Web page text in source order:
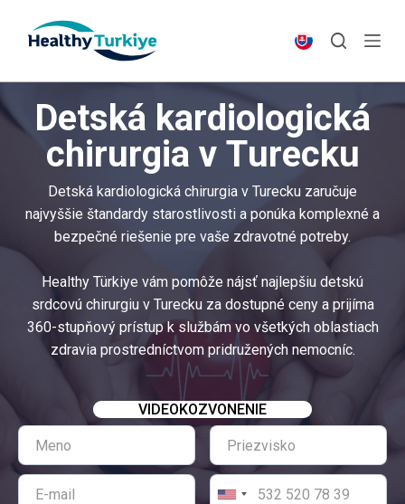
p
o
Detská kardiologická
chirurgia v Turecku
Detská kardiologická chirurgia v Turecku zaručuje
najvyššie štandardy starostlivosti a ponúka komplexné a
bezpečné riešenie pre vaše zdravotné potreby.
Healthy Türkiye vám pomôže nájsť najlepšiu detskú
srdcovú chirurgiu v Turecku za dostupné ceny a prijíma
360-stupňový prístup k službám vo všetkých oblastiach
zdravia prostredníctvom pridružených nemocníc.
VIDEOKOZVONENIE